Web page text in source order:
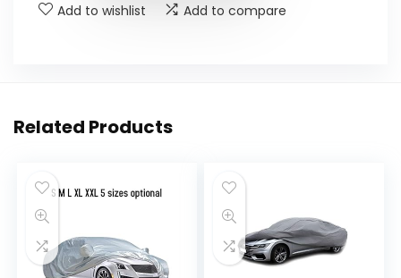
Add to wishlist Add to compare
Related Products